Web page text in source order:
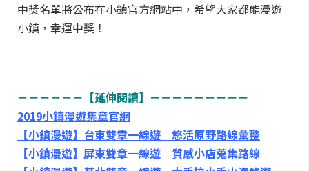
中獎名單將公布在小鎮官方網站中，希望大家都能漫遊
小鎮，幸運中獎！
－－－－－－【延伸閱讀】－－－－－－－－－
2019小鎮漫遊集章官網
【小鎮漫遊】台東雙章一線遊 悠活原野路線彙整
【小鎮漫遊】屏東雙章一線遊 質感小店蒐集路線